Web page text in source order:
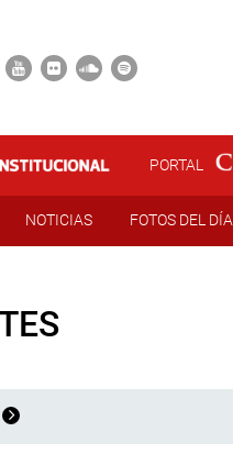
PORTAL
NOTICIAS FOTOS DEL DÍA